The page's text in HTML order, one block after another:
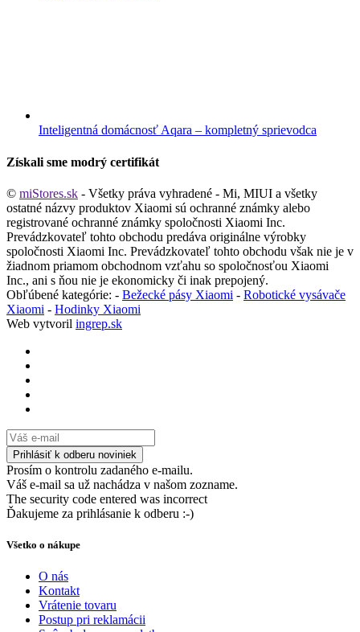
Inteligentná domácnosť Aqara – kompletný sprievodca
Získali sme modrý certifikát
© miStores.sk - Všetky práva vyhradené - Mi, MIUI a všetky
ostatné názvy produktov Xiaomi sú ochranné známky alebo
registrované ochranné známky spoločnosti Xiaomi Inc.
Prevádzkovateľ tohto obchodu predáva originálne výrobky
spoločnosti Xiaomi Inc. Prevádzkovateľ tohto obchodu však nie je v
žiadnom priamom obchodnom vzťahu so spoločnosťou Xiaomi
Inc., ani s ňou nie je ekonomicky či inak prepojený.
Obľúbené kategórie: - Bežecké pásy Xiaomi - Robotické vysávače
Xiaomi - Hodinky Xiaomi
Web vytvoril ingrep.sk
Prosím o kontrolu zadaného e-mailu.
Váš e-mail sa už nachádza v našom zozname.
The security code entered was incorrect
Ďakujeme za prihlásanie k odberu :-)
Všetko o nákupe
O nás
Kontakt
Vrátenie tovaru
Postup pri reklamácii